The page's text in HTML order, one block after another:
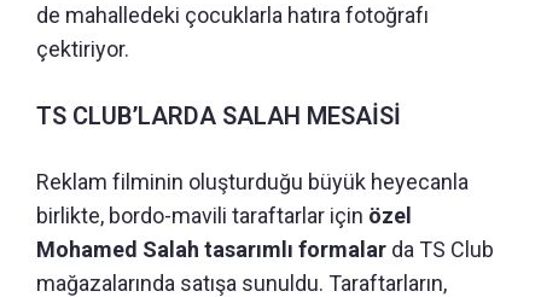
de mahalledeki çocuklarla hatıra fotoğrafı
çektiriyor.
TS CLUB’LARDA SALAH MESAİSİ
Reklam filminin oluşturduğu büyük heyecanla
birlikte, bordo-mavili taraftarlar için özel
Mohamed Salah tasarımlı formalar da TS Club
mağazalarında satışa sunuldu. Taraftarların,